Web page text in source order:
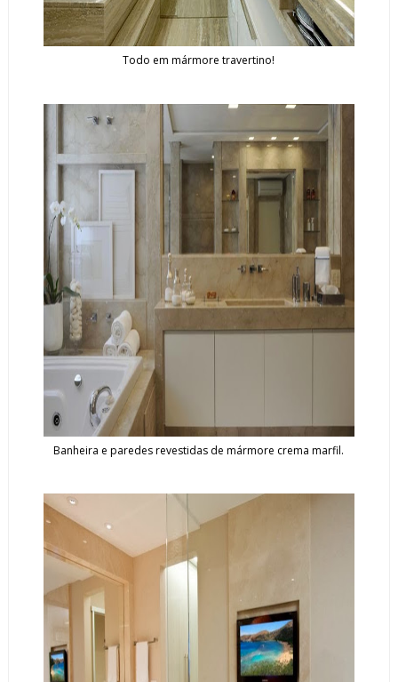
Todo em mármore travertino!
Banheira e paredes revestidas de mármore crema marfil.